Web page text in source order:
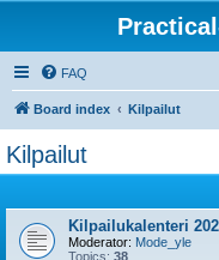
FAQ
Board index Kilpailut
Kilpailut
Kilpailukalenteri
Moderator: Mode_yle
Topics: 38